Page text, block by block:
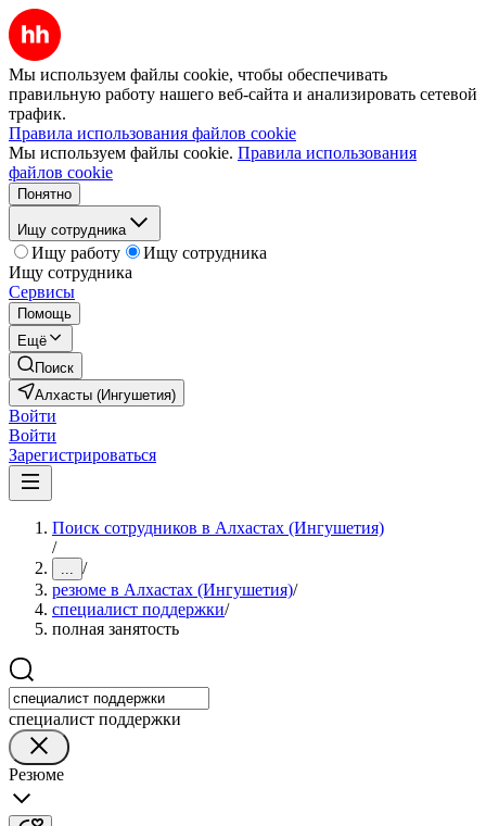
Мы используем файлы cookie, чтобы обеспечивать
правильную работу нашего веб-сайта и анализировать сетевой
трафик.
Правила использования файлов cookie
Мы используем файлы cookie. Правила использования
файлов cookie
Понятно
Ищу сотрудника
Ищу работу
Ищу сотрудника
Ищу сотрудника
Сервисы
Помощь
Ещё
Поиск
Алхасты (Ингушетия)
Войти
Войти
Зарегистрироваться
Поиск сотрудников в Алхастах (Ингушетия)
/
... /
резюме в Алхастах (Ингушетия)/
специалист поддержки/
полная занятость
специалист поддержки
Резюме